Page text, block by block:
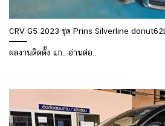
CRV G5 2023 ชุด Prins Silverline donut62L
ผลงานติดตั้ง แก.. อ่านต่อ..